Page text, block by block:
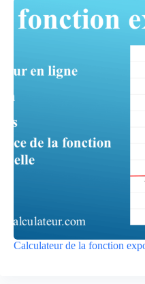
Calculateur de la fonction